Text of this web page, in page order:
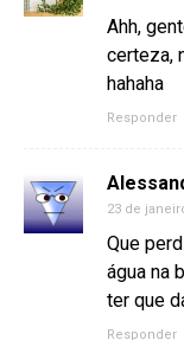
Ahh,
certeza,
hahaha
Responder
23 de
Que
água na
ter que
Responder